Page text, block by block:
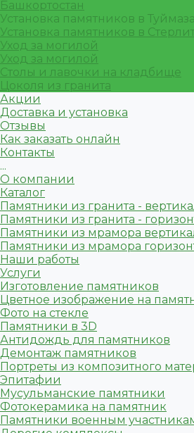
Башкортостан
Установка памятников в
Установка памятников в
Уход за могилой
Уход за могилой
Столы и лавочки на кладбище
Цоколя из гранита
Акции
Доставка и установка
Отзывы
Как заказать онлайн
Контакты
...
О компании
Каталог
Памятники из гранита -
Памятники из гранита -
Памятники из мрамора
Памятники из мрамора
Наши работы
Услуги
Изготовление памятников
Цветное изображение на
Фото на стекле
Памятники в 3D
Антидождь для памятников
Демонтаж памятников
Портреты из композитного
Эпитафии
Мусульманские памятники
Фотокерамика на памятник
Памятники военным